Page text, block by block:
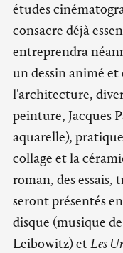
études
consacre déjà
entreprendra
un dessin animé et
l'architecture,
peinture, Jacques
aquarelle),
collage et la
roman, des essais,
seront présentés
disque (musique
Leibowitz) etLes